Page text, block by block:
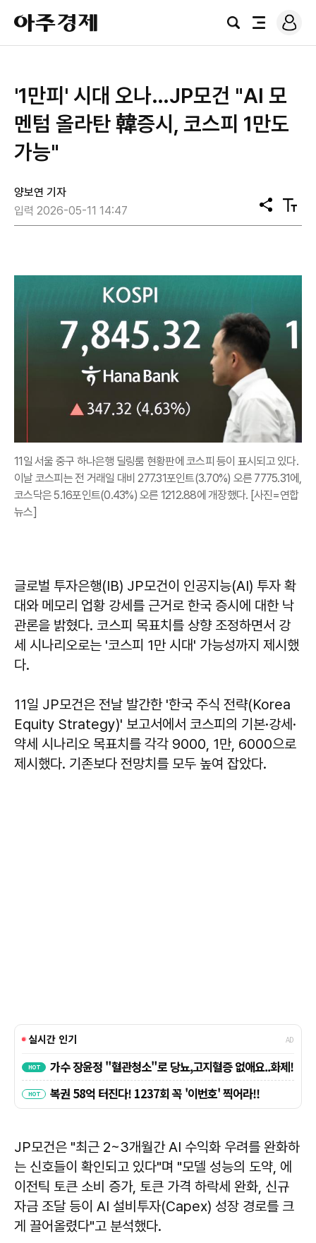
아
주
경
검
전
로
그
'1만피' 시대 오나…JP모건 "AI 모
멘텀 올라탄 韓증시, 코스피 1만도
가능"
양보연 기자
입력 2026-05-11 14:47
공
유
텍
스
11일 서울 중구 하나은행 딜링룸 현황판에 코스피 등이 표시되고 있다.
이날 코스피는 전 거래일 대비 277.31포인트(3.70%) 오른 7775.31에,
코스닥은 5.16포인트(0.43%) 오른 1212.88에 개장했다. [사진=연합
뉴스]
글로벌 투자은행(IB) JP모건이 인공지능(AI) 투자 확
대와 메모리 업황 강세를 근거로 한국 증시에 대한 낙
관론을 밝혔다. 코스피 목표치를 상향 조정하면서 강
세 시나리오로는 '코스피 1만 시대' 가능성까지 제시했
다.
11일 JP모건은 전날 발간한 '한국 주식 전략(Korea
Equity Strategy)' 보고서에서 코스피의 기본·강세·
약세 시나리오 목표치를 각각 9000, 1만, 6000으로
제시했다. 기존보다 전망치를 모두 높여 잡았다.
JP모건은 "최근 2~3개월간 AI 수익화 우려를 완화하
는 신호들이 확인되고 있다"며 "모델 성능의 도약, 에
이전틱 토큰 소비 증가, 토큰 가격 하락세 완화, 신규
자금 조달 등이 AI 설비투자(Capex) 성장 경로를 크
게 끌어올렸다"고 분석했다.